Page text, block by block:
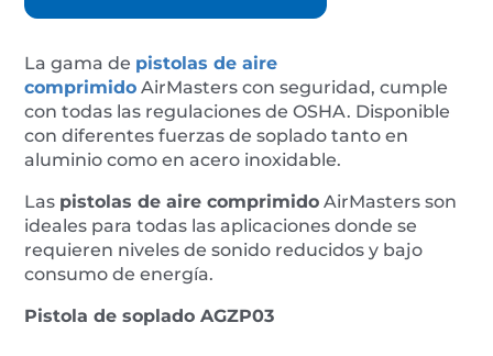
cantidad
La gama de pistolasde aire
comprimido AirMasters con seguridad, cumple
con todas las regulaciones de OSHA. Disponible
con diferentes fuerzas de soplado tanto en
aluminio como en acero inoxidable.
Las pistolas de aire comprimido AirMasters son
ideales para todas las aplicaciones donde se
requieren niveles de sonido reducidos y bajo
consumo de energía.
Pistola de soplado AGZP03